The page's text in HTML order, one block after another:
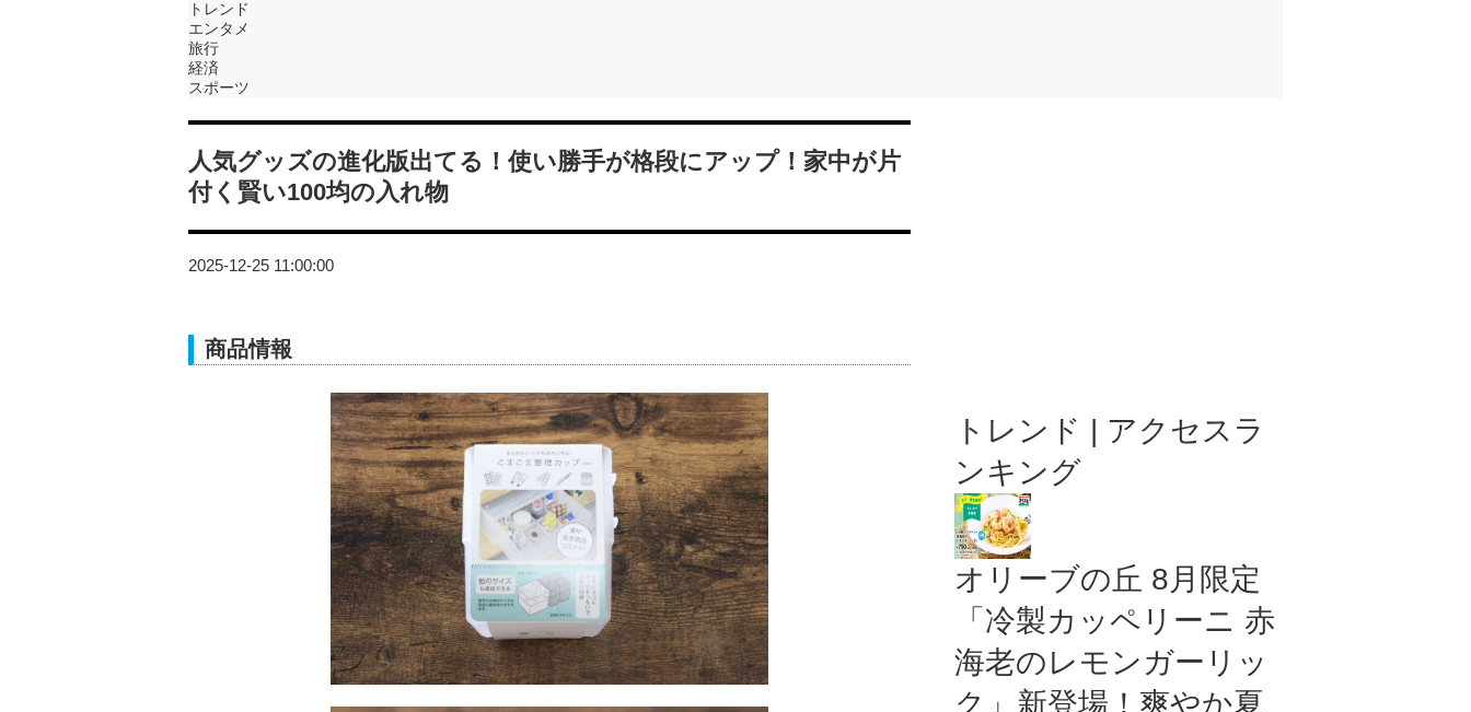
トレンド
エンタメ
旅行
経済
スポーツ
人気グッズの進化版出てる！使い勝手が格段にアップ！家中が片
付く賢い100均の入れ物
2025-12-25 11:00:00
商品情報
トレンド | アクセスラ
ンキング
オリーブの丘 8月限定
「冷製カッペリーニ 赤
海老のレモンガーリッ
ク」新登場！爽やか夏